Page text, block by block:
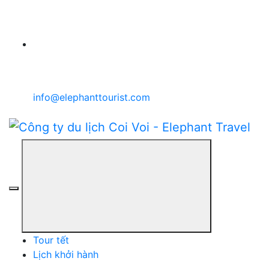
info@elephanttourist.com
Tour tết
Lịch khởi hành